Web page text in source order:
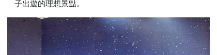
子出遊的理想景點。